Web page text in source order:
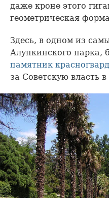
даже кроне этого
геометрическая
Здесь, в одном из
Алупкинского парка,
памятник
за Советскую власть в